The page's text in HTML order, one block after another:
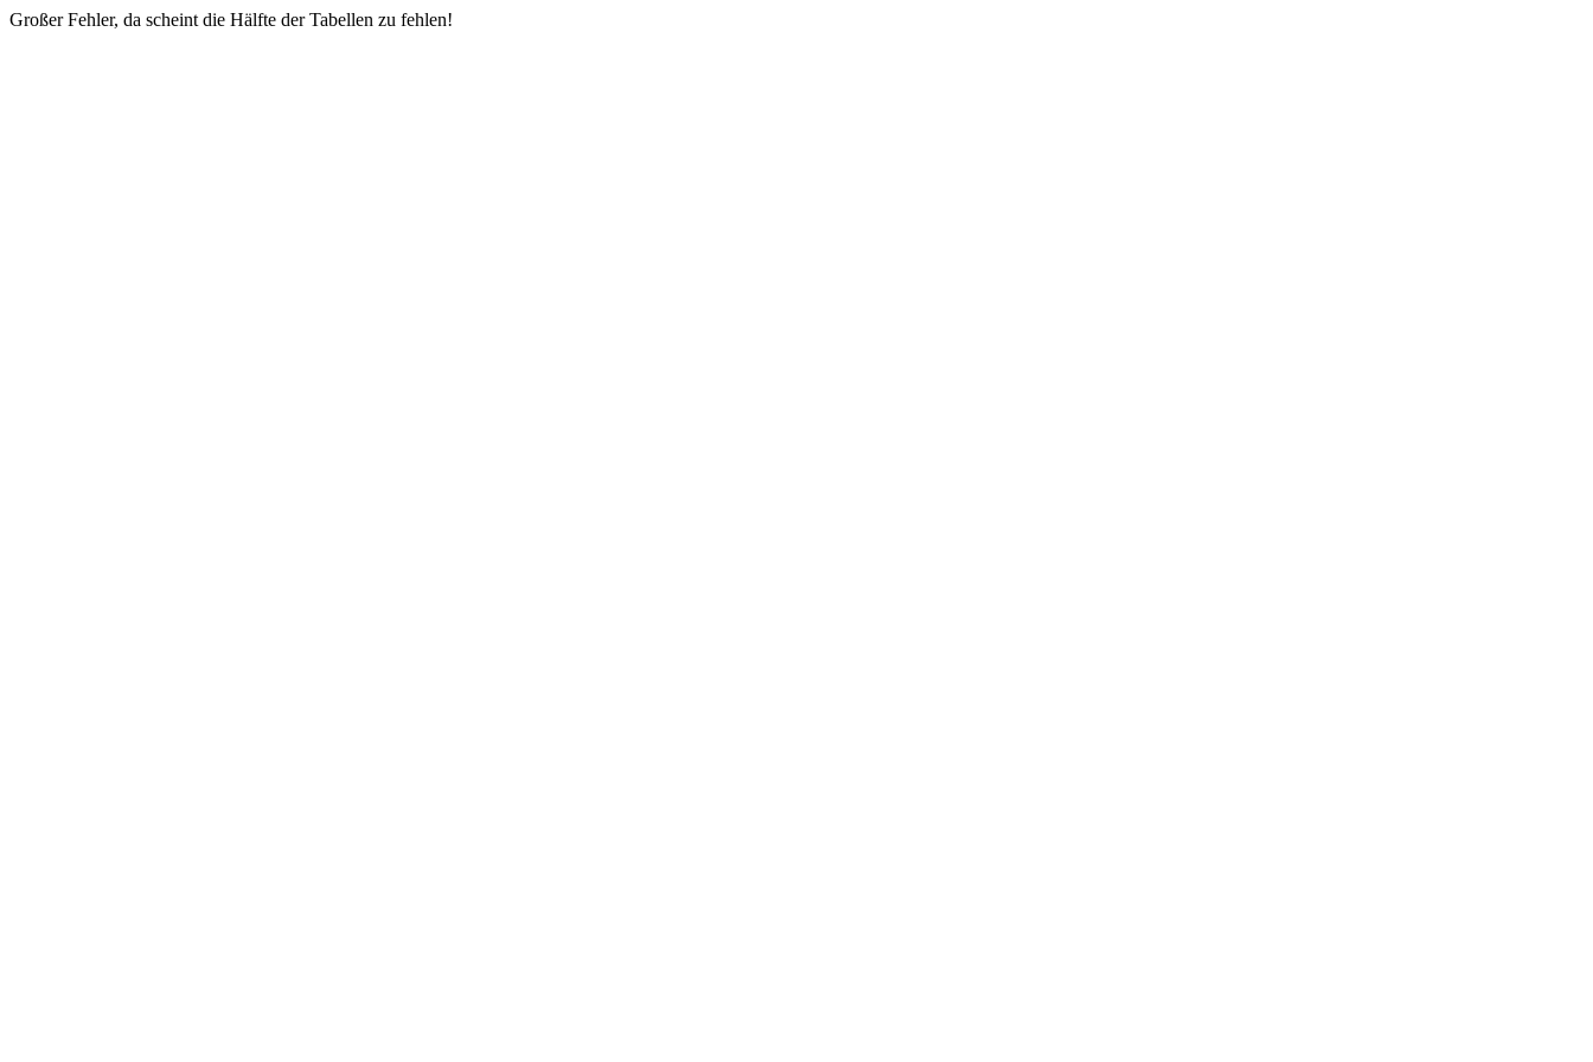
Großer Fehler, da scheint die Hälfte der Tabellen zu fehlen!